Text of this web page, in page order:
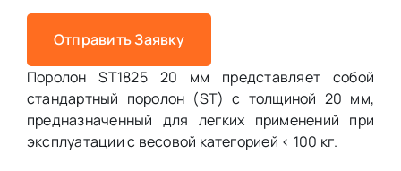
Отправить Заявку
Поролон ST1825 20 мм представляет собой
стандартный поролон (ST) с толщиной 20 мм,
предназначенный для легких применений при
эксплуатации с весовой категорией < 100 кг.